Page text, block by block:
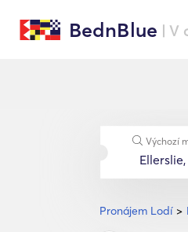
BednBlue |
Pronájem Lodí
Výchozí